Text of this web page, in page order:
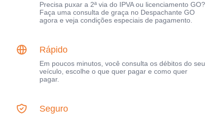
Precisa puxar a 2ª via do IPVA ou licenciamento GO?
Faça uma consulta de graça no Despachante GO
agora e veja condições especiais de pagamento.
Rápido
Em poucos minutos, você consulta os débitos do seu
veículo, escolhe o que quer pagar e como quer
pagar.
Seguro